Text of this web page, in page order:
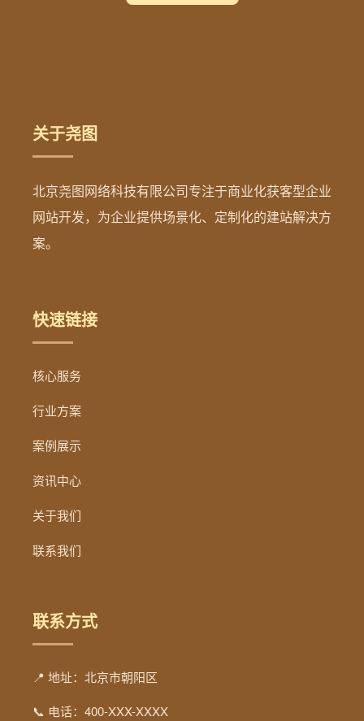
关于尧图
北京尧图网络科技有限公司专注于商业化获客型企业
网站开发，为企业提供场景化、定制化的建站解决方
案。
快速链接
核心服务
行业方案
案例展示
资讯中心
关于我们
联系我们
联系方式
📍 地址：北京市朝阳区
📞 电话：400-XXX-XXXX